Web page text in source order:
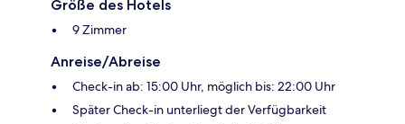
Größe des Hotels
9 Zimmer
Anreise/Abreise
Check-in ab: 15:00 Uhr, möglich bis: 22:00 Uhr
Später Check-in unterliegt der Verfügbarkeit